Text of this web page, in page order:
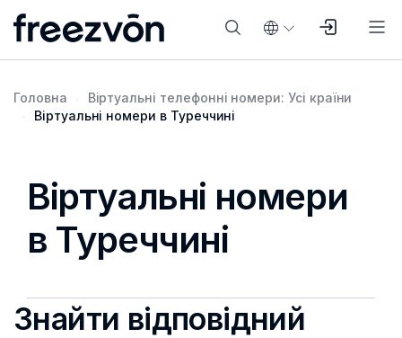
Головна
Віртуальні телефонні номери: Усі країни
Віртуальні номери в Туреччині
Віртуальні номери
в Туреччині
Знайти відповідний